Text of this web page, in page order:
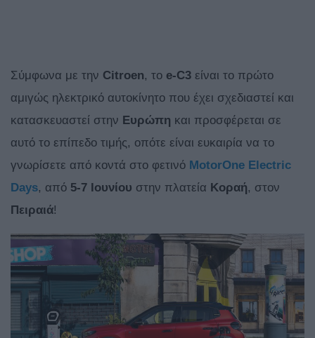
Σύμφωνα με την Citroen, το e-C3 είναι το πρώτο
αμιγώς ηλεκτρικό αυτοκίνητο που έχει σχεδιαστεί και
κατασκευαστεί στην Ευρώπη και προσφέρεται σε
αυτό το επίπεδο τιμής, οπότε είναι ευκαιρία να το
γνωρίσετε από κοντά στο φετινό MotorOne Electric
Days, από 5-7 Ιουνίου στην πλατεία Κοραή, στον
Πειραιά!